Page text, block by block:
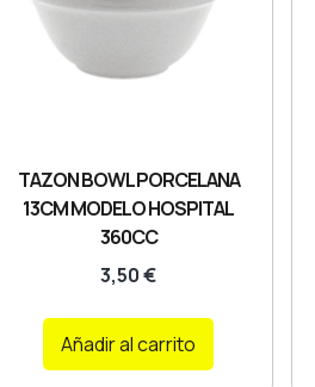
TAZON BOWL PORCELANA
13CM MODELO HOSPITAL
360CC
3,50€
Añadir al carrito